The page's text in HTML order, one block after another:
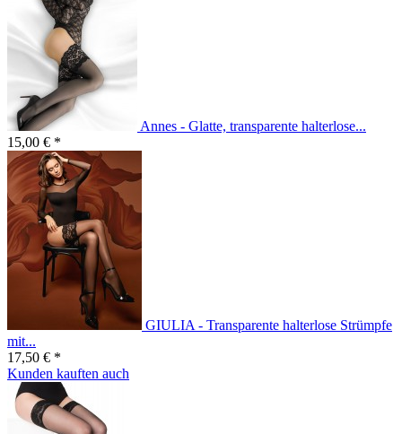
Annes - Glatte, transparente halterlose...
15,00 € *
GIULIA - Transparente halterlose Strümpfe
mit...
17,50 € *
Kunden kauften auch